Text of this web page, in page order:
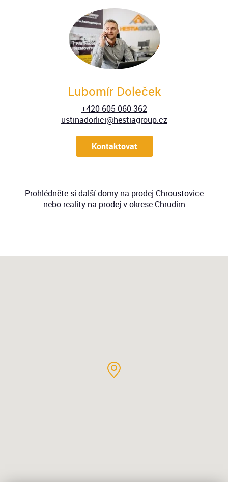
Lubomír Doleček
+420 605 060 362
ustinadorlici@hestiagroup.cz
Kontaktovat
Prohlédněte si dalšídomy na prodej Chroustovice
nebo reality na prodej v okrese Chrudim